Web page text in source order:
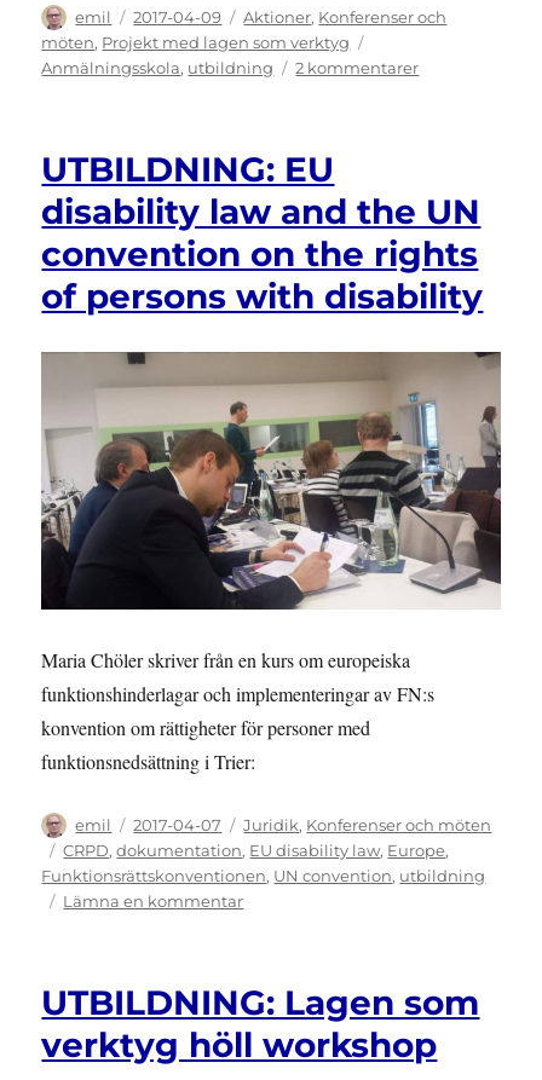
Författare
emil
Publicerat
den
2017-04-09 Kategorier
Aktioner, Konferenser och
möten, Projekt med lagen som verktyg
Anmälningsskola, utbildning 2 kommentarertill
få
koll
på
UTBILDNING: EU
disability law and the UN
convention on the rights
of persons with disability
Maria Chöler skriver från en kurs om europeiska
funktionshinderlagar och implementeringar av FN:s
konvention om rättigheter för personer med
funktionsnedsättning i Trier:
Författare
emil
Publicerat
den
2017-04-07 Kategorier
Juridik, Konferenser och möten
Etiketter
CRPD,dokumentation, EU disability law, Europe,
Funktionsrättskonventionen, UN convention, utbildning
Lämna en kommentartill
law
the
UTBILDNING: Lagen som
verktyg höll workshop